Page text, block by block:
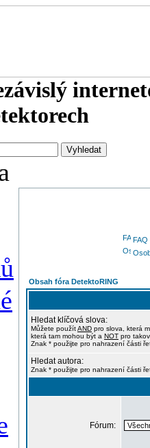
FAQ
Obsah fóra DetektoRING
Hledat klíčová slova:
Můžete použítAND pro slova, která
která tam mohou být a NOT pro
Znak * použijte pro nahrazení části
Hledat autora:
Znak * použijte pro nahrazení části
Fórum: